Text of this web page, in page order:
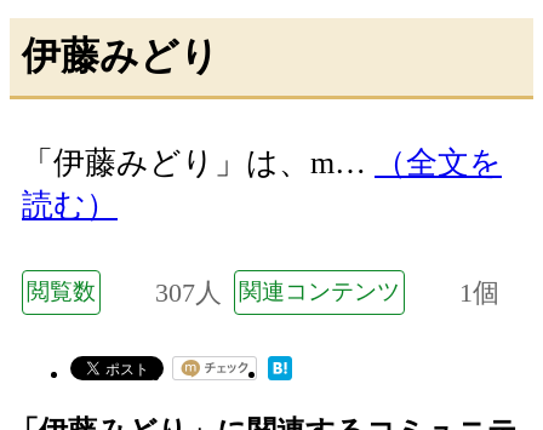
伊藤みどり
「伊藤みどり」は、m…
（全文を
読む）
閲覧数 307人 関連コンテンツ 1個